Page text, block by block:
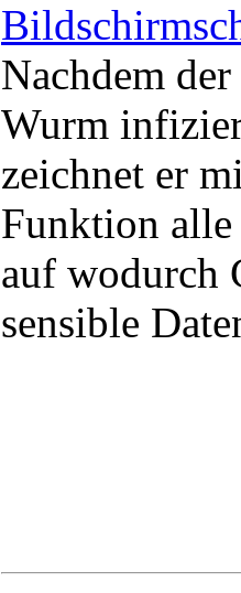
Nachdem
Wurm
zeichnet er
Funktion alle
auf wodurch
sensible